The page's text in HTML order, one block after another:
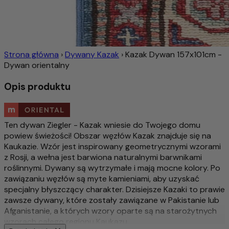
Strona główna ›Dywany Kazak ›Kazak Dywan 157x101cm -
Dywan orientalny
Opis produktu
Ten dywan Ziegler - Kazak wniesie do Twojego domu
powiew świeżości! Obszar węzłów Kazak znajduje się na
Kaukazie. Wzór jest inspirowany geometrycznymi wzorami
z Rosji, a wełna jest barwiona naturalnymi barwnikami
roślinnymi. Dywany są wytrzymałe i mają mocne kolory. Po
zawiązaniu węzłów są myte kamieniami, aby uzyskać
specjalny błyszczący charakter. Dzisiejsze Kazaki to prawie
zawsze dywany, które zostały zawiązane w Pakistanie lub
Afganistanie, a których wzory oparte są na starożytnych
wzorach całego regionu Kaukazu.